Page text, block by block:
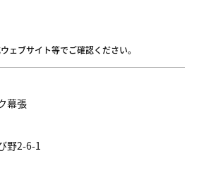
ェブサイト等でご確認ください。
幕張
野2-6-1